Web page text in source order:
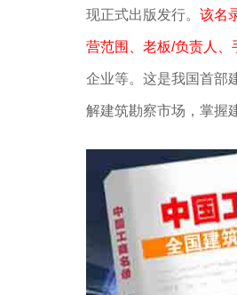
现正式出版发行。 该名
营范围、老板/负责人、
企业等。这是我国首部
解建筑勘察市场，掌握